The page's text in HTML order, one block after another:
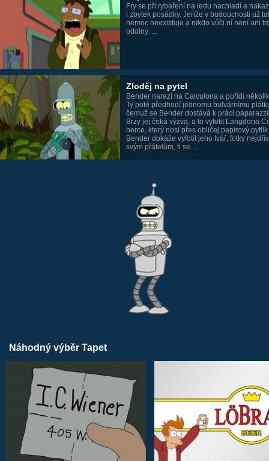
Fry se při rybaření na ledu nachladí a
i zbytek posádky. Jenže v budoucnosti už
nemoc neexistuje a nikdo vůči ní není ani
odolný. ...
Zloděj na pytel
Bender narazí na Calculona a pořídí
Ty poté předhodí jednomu bulvárnímu
čemuž se Bender dostává k práci
Brzy jej čeká výzva, a to vyfotit Langdona
herce, který nosí přes obličej papírový pytlík.
Bender dokáže vyfotit jeho tvář, fotky
svým přátelům, ti se ...
Náhodný výběr Tapet